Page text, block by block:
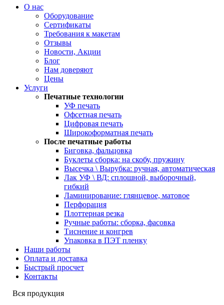
О нас
Оборудование
Сертификаты
Требования к макетам
Отзывы
Новости, Акции
Блог
Нам доверяют
Цены
Услуги
Печатные технологии
УФ печать
Офсетная печать
Цифровая печать
Широкоформатная печать
После печатные работы
Биговка, фальцовка
Буклеты сборка: на скобу, пружину
Высечка \ Вырубка: ручная, автоматическая
Лак УФ \ ВД: сплошной, выборочный,
гибкий
Ламинирование: глянцевое, матовое
Перфорация
Плоттерная резка
Ручные работы: сборка, фасовка
Тиснение и конгрев
Упаковка в ПЭТ пленку
Наши работы
Оплата и доставка
Быстрый просчет
Контакты
Вся продукция